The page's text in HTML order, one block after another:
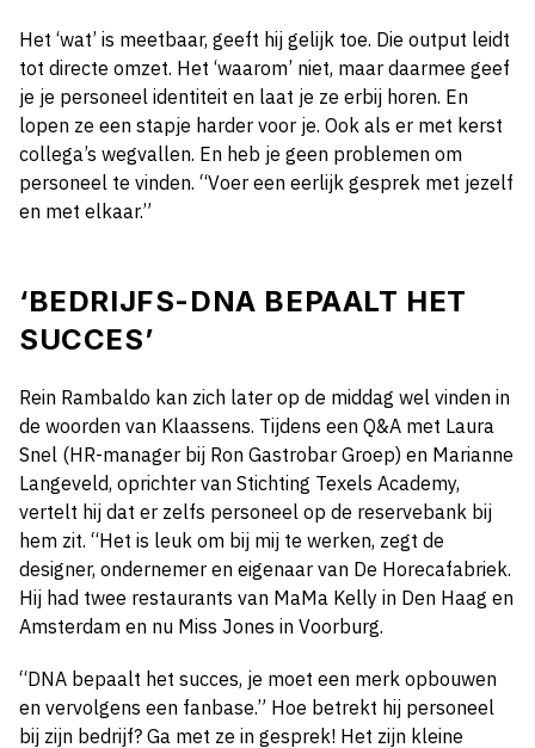
Het ‘wat’ is meetbaar, geeft hij gelijk toe. Die output leidt
tot directe omzet. Het ‘waarom’ niet, maar daarmee geef
je je personeel identiteit en laat je ze erbij horen. En
lopen ze een stapje harder voor je. Ook als er met kerst
collega’s wegvallen. En heb je geen problemen om
personeel te vinden. “Voer een eerlijk gesprek met jezelf
en met elkaar.”
‘BEDRIJFS-DNA BEPAALT HET
SUCCES’
Rein Rambaldo kan zich later op de middag wel vinden in
de woorden van Klaassens. Tijdens een Q&A met Laura
Snel (HR-manager bij Ron Gastrobar Groep) en Marianne
Langeveld, oprichter van Stichting Texels Academy,
vertelt hij dat er zelfs personeel op de reservebank bij
hem zit. “Het is leuk om bij mij te werken, zegt de
designer, ondernemer en eigenaar van De Horecafabriek.
Hij had twee restaurants van MaMa Kelly in Den Haag en
Amsterdam en nu Miss Jones in Voorburg.
“DNA bepaalt het succes, je moet een merk opbouwen
en vervolgens een fanbase.” Hoe betrekt hij personeel
bij zijn bedrijf? Ga met ze in gesprek! Het zijn kleine